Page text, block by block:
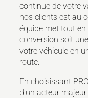
continue de votre
nos clients est au
équipe met tout
conversion soit
votre véhicule en
route.
En choisissant
d'un acteur